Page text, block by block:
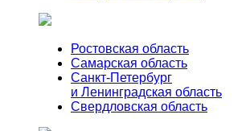
Ростовская область
Самарская область
Санкт-Петербург
и Ленинградская область
Свердловская область